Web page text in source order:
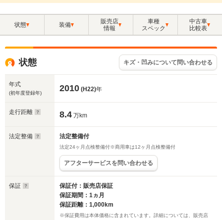
状態 装備
販売店
情報
車種
スペック
中古車
比較表
状態 キズ・凹みについて問い合わせる
年式
(初年度登録年) 2010 (H22)年
走行距離 8.4 万km
法定整備 法定整備付
法定24ヶ月点検整備付※商用車は12ヶ月点検整備付
アフターサービスを問い合わせる
保証
保証付：販売店保証
保証期間：1ヵ月
保証距離：1,000km
※保証費用は本体価格に含まれています。詳細については、販売店